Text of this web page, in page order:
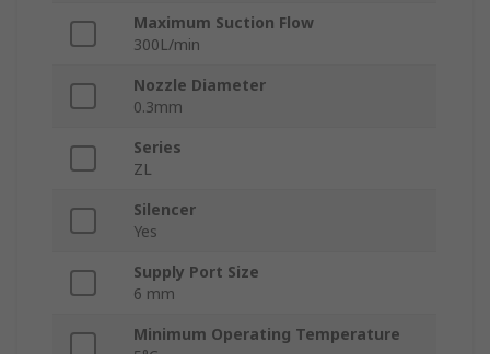
Maximum Suction Flow
300L/min
Nozzle Diameter
0.3mm
Series
ZL
Silencer
Yes
Supply Port Size
6 mm
Minimum Operating Temperature